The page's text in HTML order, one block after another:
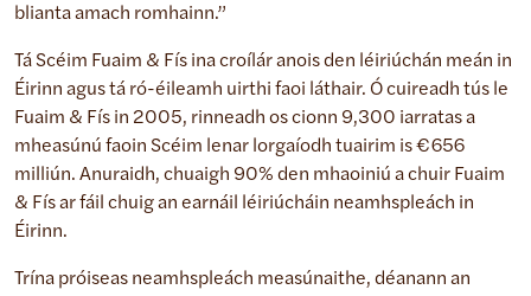
blianta amach romhainn.”
Tá Scéim Fuaim & Fís ina croílár anois den léiriúchán meán in
Éirinn agus tá ró-éileamh uirthi faoi láthair. Ó cuireadh tús le
Fuaim & Fís in 2005, rinneadh os cionn 9,300 iarratas a
mheasúnú faoin Scéim lenar lorgaíodh tuairim is €656
milliún. Anuraidh, chuaigh 90% den mhaoiniú a chuir Fuaim
& Fís ar fáil chuig an earnáil léiriúcháin neamhspleách in
Éirinn.
Trína próiseas neamhspleách measúnaithe, déanann an